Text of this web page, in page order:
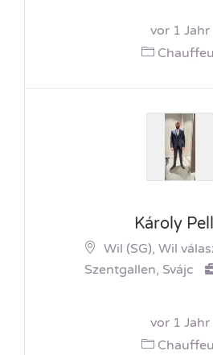
vor 1 Jahr
Károly
Wil (SG), Wil
Szentgallen, Svájc
vor 1 Jahr